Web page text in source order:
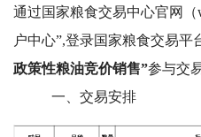
通过国家粮食交易中心官网（
户中心”,登录国家粮食交易平
政策性粮油竞价销售”参与交
一、 交易安排